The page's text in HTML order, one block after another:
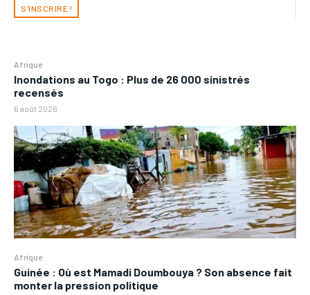
S'INSCRIRE !
Afrique
Inondations au Togo : Plus de 26 000 sinistrés
recensés
6 août 2026
Afrique
Guinée : Où est Mamadi Doumbouya ? Son absence fait
monter la pression politique